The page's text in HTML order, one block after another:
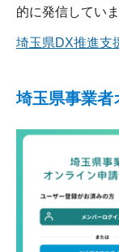
的に発信していま
埼玉県DX推進支
埼玉県事業者